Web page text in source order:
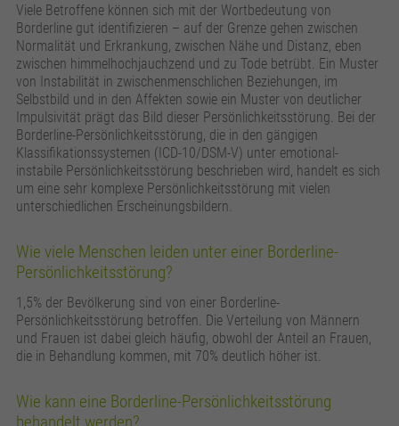
Viele Betroffene können sich mit der Wortbedeutung von
Borderline gut identifizieren – auf der Grenze gehen zwischen
Normalität und Erkrankung, zwischen Nähe und Distanz, eben
zwischen himmelhochjauchzend und zu Tode betrübt. Ein Muster
von Instabilität in zwischenmenschlichen Beziehungen, im
Selbstbild und in den Affekten sowie ein Muster von deutlicher
Impulsivität prägt das Bild dieser Persönlichkeitsstörung. Bei der
Borderline-Persönlichkeitsstörung, die in den gängigen
Klassifikationssystemen (ICD-10/DSM-V) unter emotional-
instabile Persönlichkeitsstörung beschrieben wird, handelt es sich
um eine sehr komplexe Persönlichkeitsstörung mit vielen
unterschiedlichen Erscheinungsbildern.
Wie viele Menschen leiden unter einer Borderline-
Persönlichkeitsstörung?
1,5% der Bevölkerung sind von einer Borderline-
Persönlichkeitsstörung betroffen. Die Verteilung von Männern
und Frauen ist dabei gleich häufig, obwohl der Anteil an Frauen,
die in Behandlung kommen, mit 70% deutlich höher ist.
Wie kann eine Borderline-Persönlichkeitsstörung